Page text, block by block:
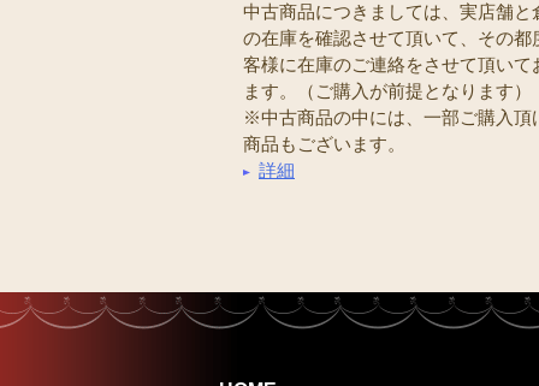
中古商品につきましては、実店舗と
の在庫を確認させて頂いて、その都
客様に在庫のご連絡をさせて頂いて
ます。（ご購入が前提となります）
※中古商品の中には、一部ご購入頂
商品もございます。
詳細